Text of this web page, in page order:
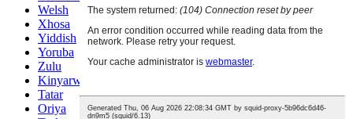
Welsh
Xhosa
Yiddish
Yoruba
Zulu
Kinyarwanda
Tatar
Oriya